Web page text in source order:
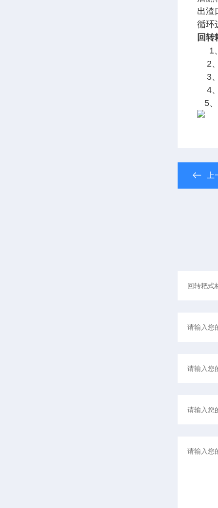
出渣
循环
回转
1、
2、
3、
4、
5、